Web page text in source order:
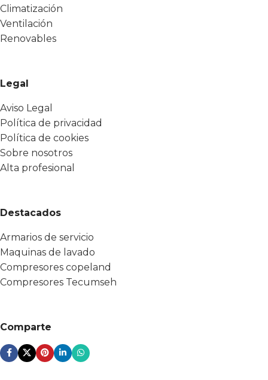
Climatización
Ventilación
Renovables
Legal
Aviso Legal
Política de privacidad
Política de cookies
Sobre nosotros
Alta profesional
Destacados
Armarios de servicio
Maquinas de lavado
Compresores copeland
Compresores Tecumseh
Comparte